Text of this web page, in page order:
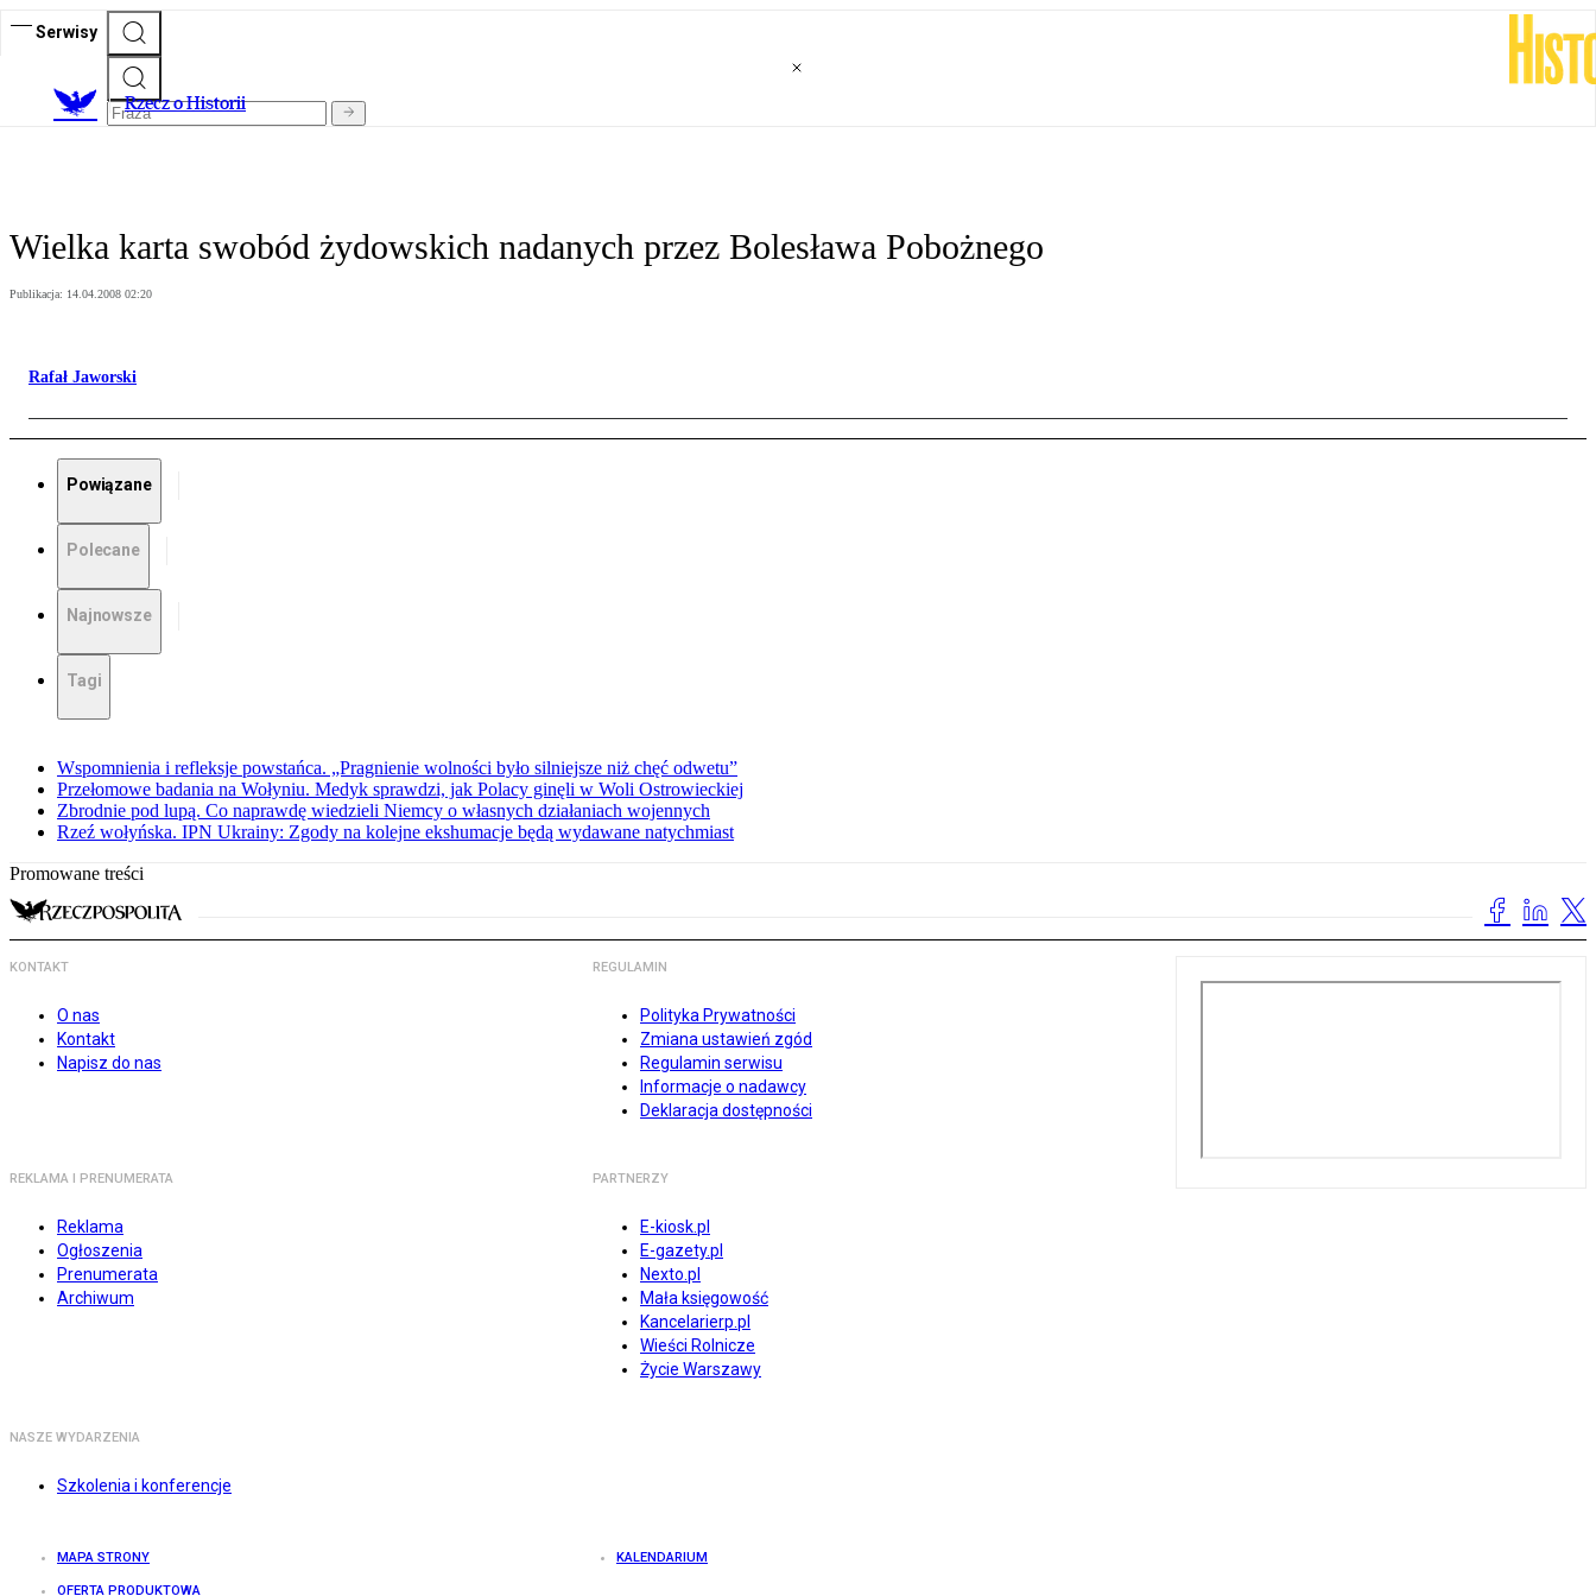
Serwisy
Rzecz o Historii
Wielka karta swobód żydowskich nadanych przez Bolesława Pobożnego
Publikacja: 14.04.2008 02:20
Rafał Jaworski
Powiązane
Polecane
Najnowsze
Tagi
Wspomnienia i refleksje powstańca. „Pragnienie wolności było silniejsze niż chęć odwetu”
Przełomowe badania na Wołyniu. Medyk sprawdzi, jak Polacy ginęli w Woli Ostrowieckiej
Zbrodnie pod lupą. Co naprawdę wiedzieli Niemcy o własnych działaniach wojennych
Rzeź wołyńska. IPN Ukrainy: Zgody na kolejne ekshumacje będą wydawane natychmiast
Promowane treści
KONTAKT
O nas
Kontakt
Napisz do nas
REGULAMIN
Polityka Prywatności
Zmiana ustawień zgód
Regulamin serwisu
Informacje o nadawcy
Deklaracja dostępności
REKLAMA I PRENUMERATA
Reklama
Ogłoszenia
Prenumerata
Archiwum
PARTNERZY
E-kiosk.pl
E-gazety.pl
Nexto.pl
Mała księgowość
Kancelarierp.pl
Wieści Rolnicze
Życie Warszawy
NASZE WYDARZENIA
Szkolenia i konferencje
MAPA STRONY KALENDARIUM
OFERTA PRODUKTOWA